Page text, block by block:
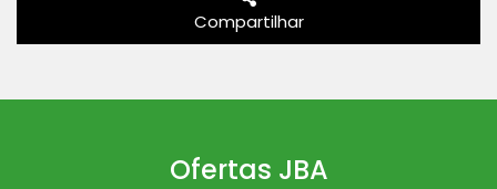
Compartilhar
Ofertas JBA